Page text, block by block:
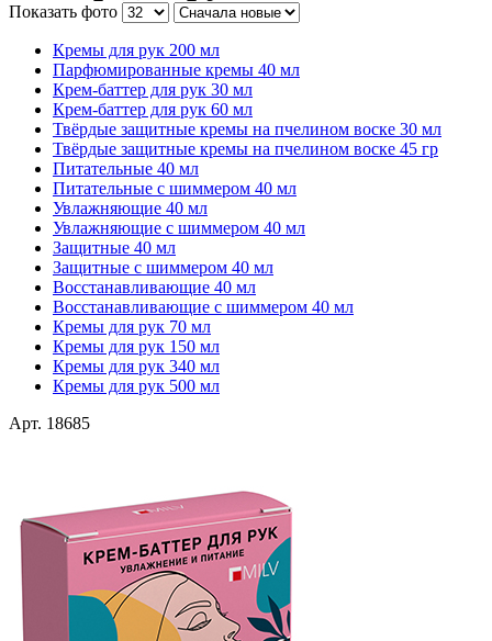
Показать фото
Кремы для рук 200 мл
Парфюмированные кремы 40 мл
Крем-баттер для рук 30 мл
Крем-баттер для рук 60 мл
Твёрдые защитные кремы на пчелином воске 30 мл
Твёрдые защитные кремы на пчелином воске 45 гр
Питательные 40 мл
Питательные с шиммером 40 мл
Увлажняющие 40 мл
Увлажняющие с шиммером 40 мл
Защитные 40 мл
Защитные с шиммером 40 мл
Восстанавливающие 40 мл
Восстанавливающие с шиммером 40 мл
Кремы для рук 70 мл
Кремы для рук 150 мл
Кремы для рук 340 мл
Кремы для рук 500 мл
Арт. 18685